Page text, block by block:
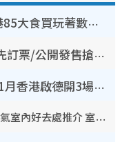
【8月生日優惠2026】全港85大食買玩著數攻略 自助餐/火鍋放題同行免費＋誠品/DONKI送現金券
人夫集團｜Klook套票/優先訂票/公開發售搶飛攻略！附票價.購票連結.場地座位表
BIGBANG演唱會2026｜11月香港啟德開3場！實名制VIP申請、優先購票攻略
香港室內好去處｜逾35大歎冷氣室內好去處推介 室內活動免費避雨無懼落雨